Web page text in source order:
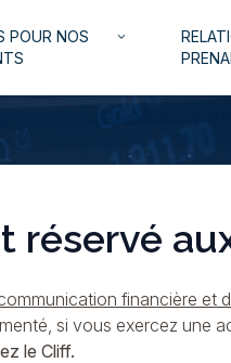
POUR NOS
keyboard_arrow_down
réservé
financière et
si vous exercez une
le Cliff.